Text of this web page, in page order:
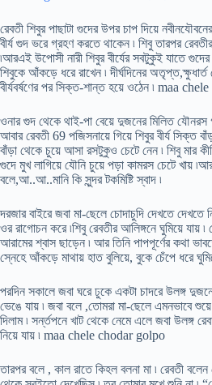
রেবতী শিবুর পাছাটা গুদের উপর চাপ দিয়ে
বীর্য গুদ ভরে গ্রহণ করতে থাকেন ৷ শিবু তারপর
৷আরএই উপোসী নারী শিবুর বীর্যের সবটুকুই যাতে
শিবুকে আঁকড়ে ধরে রাখেন ৷ দীর্ঘদিনের
বীর্যবর্ষণের পর সিক্ত-শান্ত হয়ে ওঠেন ৷ maa
ওনার গুদ থেকে থাই-পা বেয়ে দুজনের মিলিত
আবার রেবতী 69 পজিসনায়ে গিয়ে শিবুর বীর্য সিক্ত
বাঁড়া থেকে চুয়ে আসা রসটুকুও চেটে নেন ৷ শিবু মার
গুদে মুখ লাগিয়ে যৌনি চুয়ে পড়া কামরস চেটে খায়
বলে,আ..আ..মানি কি সুন্দর টকমিষ্টি স্বাদ ৷
দরজার বাইরে জবা মা-ছেলে চোদাচুদি দেখতে
ওর রাগোচন করে ৷শিবু রেবতীর আলিঙ্গনে ঘুমিয়ে যায় ৷
আরামের শ্বাস ছাড়েন ৷ আর তিনি পাপপূর্ণের কথা
স্নেহে আঁকড়ে মাথায় হাত বুলিয়ে, বুকে চেঁপে ধরে
পরদিন সকালে জবা ঘরে ঢুকে একটা চাদরে উলঙ্গ
ভেঙে যায় ৷ জবা বলে ,তোমরা মা-ছেলে এমনভাবে
দিলাম ৷ সর্ন্তপনে খাট থেকে নেমে এলে জবা উলঙ্গ
নিয়ে যায় ৷ maa chele chodar golpo
তারপর বলে , কাল রাতে কিহল বলনা মা ৷ রেবতী বলেন